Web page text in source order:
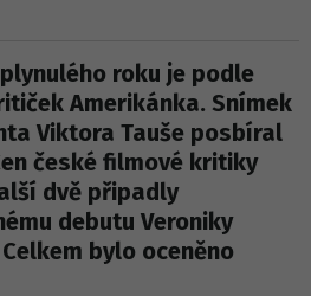
roku je podle
Amerikánka. Snímek
Viktora Tauše posbíral
české filmové kritiky
dvě připadly
debutu Veroniky
bylo oceněno